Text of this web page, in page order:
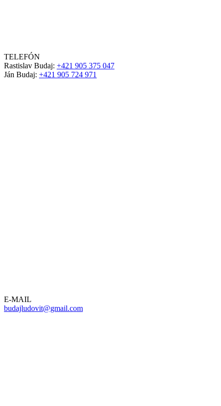
TELEFÓN
Rastislav Budaj: +421 905 375 047
Ján Budaj: +421 905 724 971
E-MAIL
budajludovit@gmail.com